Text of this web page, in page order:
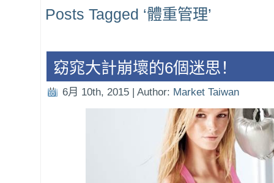
Posts Tagged ‘體重管理’
窈窕大計崩壞的6個迷思！
6月 10th, 2015 | Author: Market Taiwan